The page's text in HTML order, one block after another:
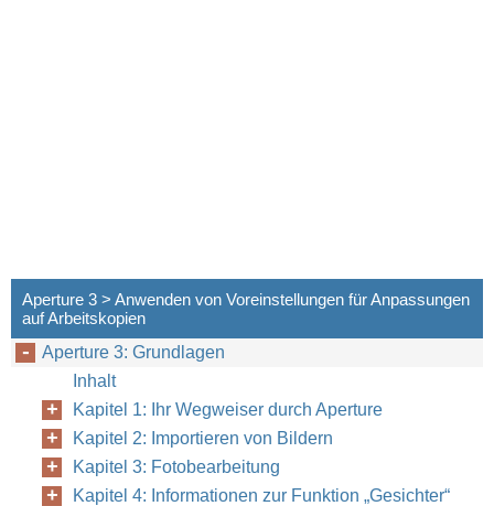
Aperture 3 > Anwenden von Voreinstellungen für Anpassungen
auf Arbeitskopien
Aperture 3: Grundlagen
Inhalt
Kapitel 1: Ihr Wegweiser durch Aperture
Kapitel 2: Importieren von Bildern
Kapitel 3: Fotobearbeitung
Kapitel 4: Informationen zur Funktion „Gesichter“